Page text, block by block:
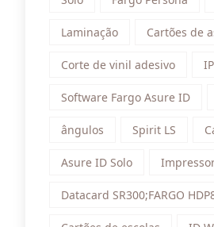
Laminação Cartões de
Corte de vinil adesivo
Software Fargo Asure ID
ângulos Spirit LS
Asure ID Solo
Datacard SR300;FARGO